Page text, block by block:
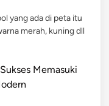
yang ada di peta itu
merah, kuning dll
Memasuki